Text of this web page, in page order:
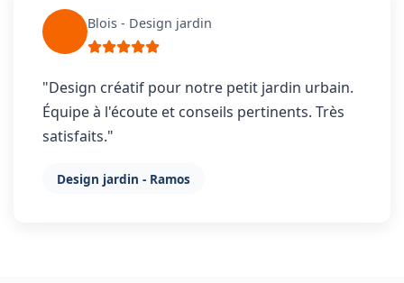
Blois - Design jardin
"Design créatif pour notre petit jardin urbain.
Équipe à l'écoute et conseils pertinents. Très
satisfaits."
Design jardin - Ramos